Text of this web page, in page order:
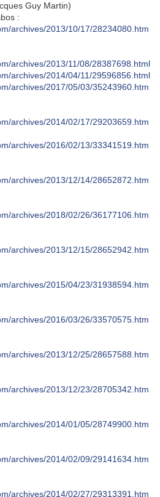
Guy Martin)
:
archives/2013/10/17/28234080.htm
archives/2013/11/08/28387698.html
archives/2014/04/11/29596856.html
archives/2017/05/03/35243960.htm
archives/2014/02/17/29203659.htm
archives/2016/02/13/33341519.htm
archives/2013/12/14/28652872.htm
archives/2018/02/26/36177106.htm
archives/2013/12/15/28652942.htm
archives/2015/04/23/31938594.htm
archives/2016/03/26/33570575.htm
archives/2013/12/25/28657588.htm
archives/2013/12/23/28705342.htm
archives/2014/01/05/28749900.htm
archives/2014/02/09/29141634.htm
archives/2014/02/27/29313391.htm